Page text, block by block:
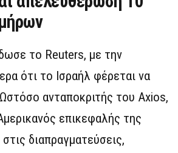
το Reuters, με την
ότι το Ισραήλ φέρεται να
ανταποκριτής του Axios,
επικεφαλής της
διαπραγματεύσεις,